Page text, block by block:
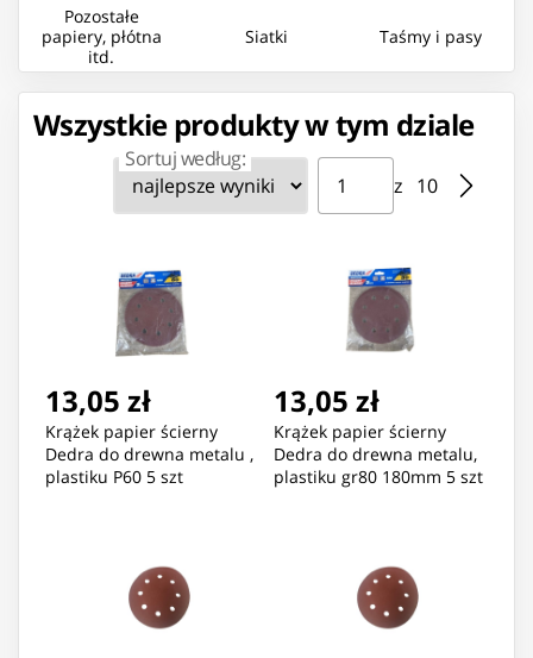
Pozostałe
papiery, płótna
itd.
Siatki Taśmy i pasy
Wszystkie produkty w tym dziale
Sortuj według: Strona ⁨1⁩ z ⁨10⁩
z ⁨10⁩
Przejdź do strony
13,05 zł
Krążek papier ścierny
Dedra do drewna metalu ,
plastiku P60 5 szt
13,05 zł
Krążek papier ścierny
Dedra do drewna metalu,
plastiku gr80 180mm 5 szt